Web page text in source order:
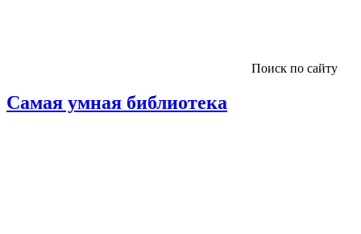
Поиск по сайту
Самая умная библиотека